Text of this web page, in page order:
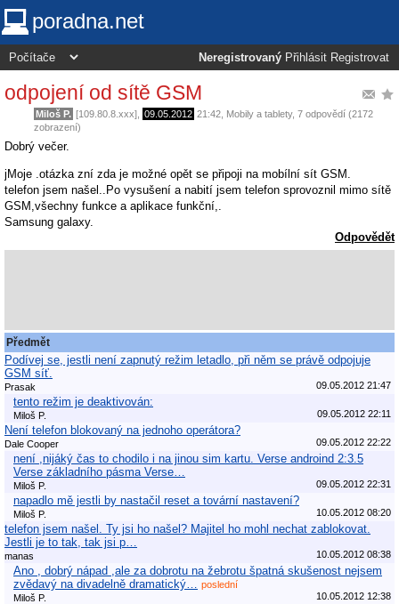
poradna.net
Neregistrovaný Přihlásit Registrovat
odpojení od sítě GSM
Miloš P. [109.80.8.xxx], 09.05.2012 21:42 Mobily a tablety, 7 odpovědí (2172
zobrazení)
Dobrý večer.
jMoje .otázka zní zda je možné opět se připoji na mobílní sít GSM.
telefon jsem našel..Po vysušení a nabití jsem telefon sprovoznil mimo sítě
GSM,všechny funkce a aplikace funkční,.
Samsung galaxy.
Odpovědět
Předmět
Podívej se, jestli není zapnutý režim letadlo, při něm se právě odpojuje
GSM síť.
Prasak 09.05.2012 21:47
tento režim je deaktivován:
Miloš P. 09.05.2012 22:11
Není telefon blokovaný na jednoho operátora?
Dale Cooper 09.05.2012 22:22
není ,nijáký čas to chodilo i na jinou sim kartu. Verse androind 2:3.5
Verse základního pásma Verse…
Miloš P. 09.05.2012 22:31
napadlo mě jestli by nastačil reset a tovární nastavení?
Miloš P. 10.05.2012 08:20
telefon jsem našel. Ty jsi ho našel? Majitel ho mohl nechat zablokovat.
Jestli je to tak, tak jsi p…
manas 10.05.2012 08:38
Ano , dobrý nápad ,ale za dobrotu na žebrotu špatná skušenost nejsem
zvědavý na divadelně dramatický…
poslední
Miloš P.
10.05.2012 12:38